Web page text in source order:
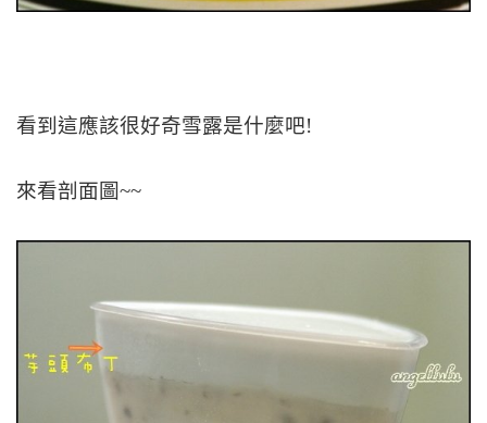
看到這應該很好奇雪露是什麼吧!
來看剖面圖~~